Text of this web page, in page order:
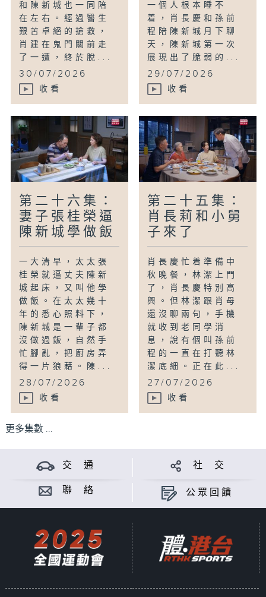
和陳新城也一同陪
在左右。經過醫生
艱苦卓絕的搶救，
肖建在鬼門關前走
了一遭，終於脫...
30/07/2026
收看
一個人根本睡不
着，肖長慶和孫前
程陪陳新城月下聊
天，陳新城第一次
展現出了脆弱的...
29/07/2026
收看
第二十六集：
妻子張桂榮逼
陳新城學做飯
一大清早，太太張
桂榮就逼丈夫陳新
城起床，又叫他學
做飯。在太太幾十
年的悉心照料下，
陳新城是一輩子都
沒做過飯，自然手
忙腳亂，把廚房弄
得一片狼藉。陳...
28/07/2026
收看
第二十五集：
肖長莉和小舅
子來了
肖長慶忙着準備中
秋晚餐，林潔上門
了，肖長慶特別高
興。但林潔跟肖母
還沒聊兩句，手機
就收到老同學消
息，說有個叫孫前
程的一直在打聽林
潔底細。正在此...
27/07/2026
收看
更多集數 ...
交 通 社 交
聯 絡 公眾回饋